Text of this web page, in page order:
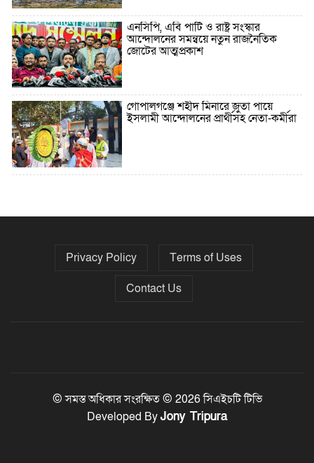
এনসিপি, এবি পার্টি ও রাষ্ট্র সংস্কার
আন্দোলনের সমন্বয়ে নতুন রাজনৈতিক
জোটের আত্মপ্রকাশ
গোপালগঞ্জে শহীদ মিনারে জুতা পায়ে
ইসলামী আন্দোলনের প্রার্থীসহ নেতা-কর্মীরা
নির্বাচনের তফসিল ৮-১৫ ডিসেম্বরের মধ্যে
Privacy Policy
Terms of Uses
Contact Us
© সমস্ত অধিকার সংরক্ষিত © 2026 সিএইচটি টিভি
Developed ByJony Tripura